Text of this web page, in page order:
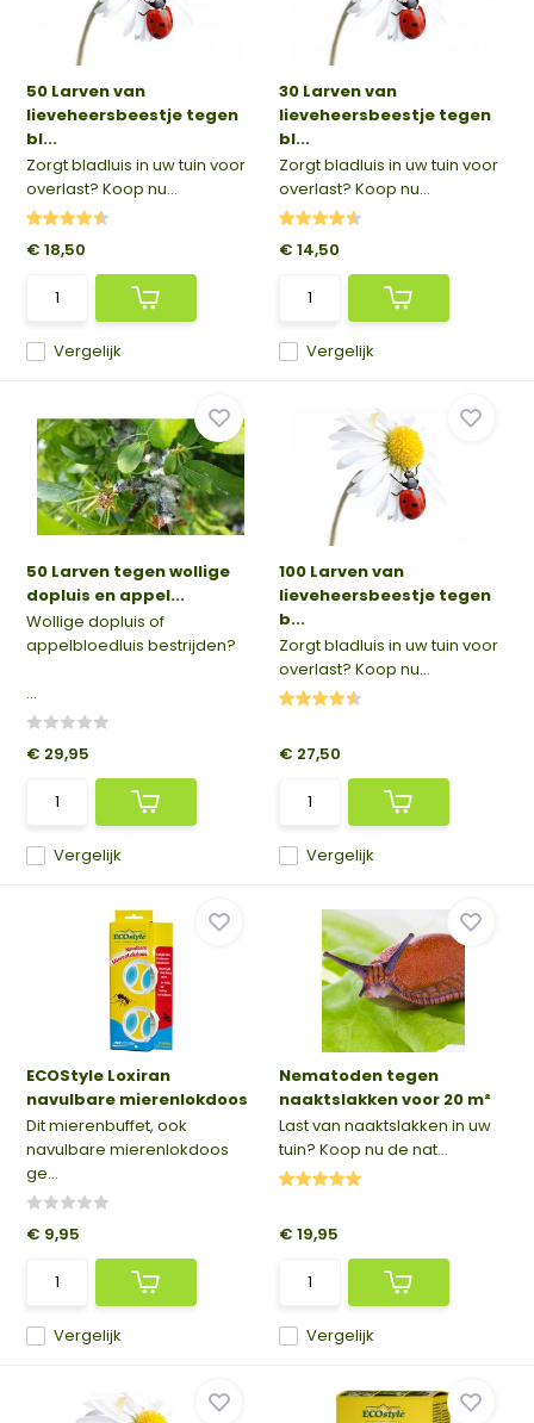
50 Larven van
lieveheersbeestje tegen
bl...
Zorgt bladluis in uw tuin voor
overlast? Koop nu...
Vergelijk
€ 18,50
30 Larven van
lieveheersbeestje tegen
bl...
Zorgt bladluis in uw tuin voor
overlast? Koop nu...
Vergelijk
€ 14,50
50 Larven tegen wollige
dopluis en appel...
Wollige dopluis of
appelbloedluis bestrijden?
...
Vergelijk
€ 29,95
100 Larven van
lieveheersbeestje tegen
b...
Zorgt bladluis in uw tuin voor
overlast? Koop nu...
Vergelijk
€ 27,50
ECOStyle Loxiran
navulbare mierenlokdoos
Dit mierenbuffet, ook
navulbare mierenlokdoos
ge...
Vergelijk
€ 9,95
Nematoden tegen
naaktslakken voor 20 m²
Last van naaktslakken in uw
tuin? Koop nu de nat...
Vergelijk
€ 19,95